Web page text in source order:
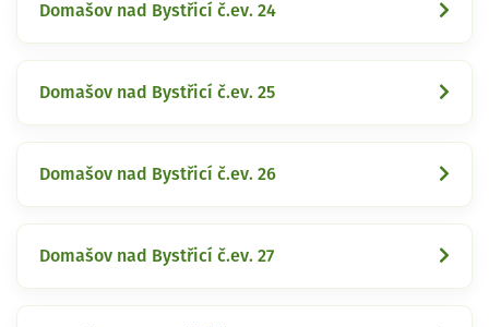
Domašov nad Bystřicí č.ev. 24
Domašov nad Bystřicí č.ev. 25
Domašov nad Bystřicí č.ev. 26
Domašov nad Bystřicí č.ev. 27